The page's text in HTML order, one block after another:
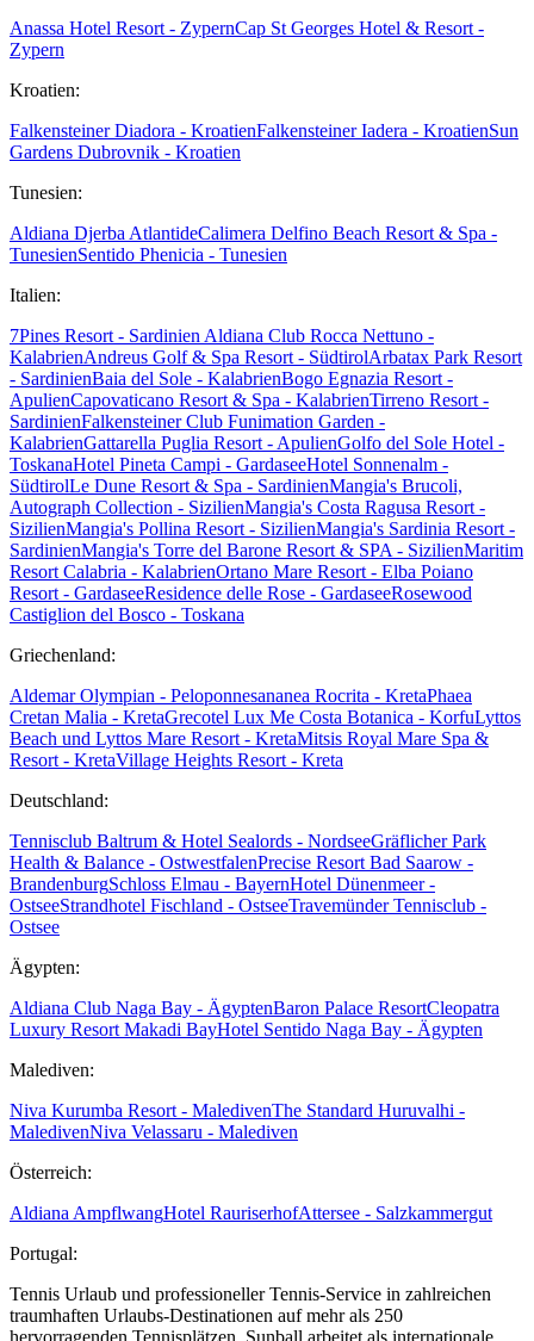
Anassa Hotel Resort - ZypernCap St Georges Hotel & Resort -
Zypern
Kroatien:
Falkensteiner Diadora - KroatienFalkensteiner Iadera - KroatienSun
Gardens Dubrovnik - Kroatien
Tunesien:
Aldiana Djerba AtlantideCalimera Delfino Beach Resort & Spa -
TunesienSentido Phenicia - Tunesien
Italien:
7Pines Resort - Sardinien Aldiana Club Rocca Nettuno -
KalabrienAndreus Golf & Spa Resort - SüdtirolArbatax Park Resort
- SardinienBaia del Sole - KalabrienBogo Egnazia Resort -
ApulienCapovaticano Resort & Spa - KalabrienTirreno Resort -
SardinienFalkensteiner Club Funimation Garden -
KalabrienGattarella Puglia Resort - ApulienGolfo del Sole Hotel -
ToskanaHotel Pineta Campi - GardaseeHotel Sonnenalm -
SüdtirolLe Dune Resort & Spa - SardinienMangia's Brucoli,
Autograph Collection - SizilienMangia's Costa Ragusa Resort -
SizilienMangia's Pollina Resort - SizilienMangia's Sardinia Resort -
SardinienMangia's Torre del Barone Resort & SPA - SizilienMaritim
Resort Calabria - KalabrienOrtano Mare Resort - Elba Poiano
Resort - GardaseeResidence delle Rose - GardaseeRosewood
Castiglion del Bosco - Toskana
Griechenland:
Aldemar Olympian - Peloponnesananea Rocrita - KretaPhaea
Cretan Malia - KretaGrecotel Lux Me Costa Botanica - KorfuLyttos
Beach und Lyttos Mare Resort - KretaMitsis Royal Mare Spa &
Resort - KretaVillage Heights Resort - Kreta
Deutschland:
Tennisclub Baltrum & Hotel Sealords - NordseeGräflicher Park
Health & Balance - OstwestfalenPrecise Resort Bad Saarow -
BrandenburgSchloss Elmau - BayernHotel Dünenmeer -
OstseeStrandhotel Fischland - OstseeTravemünder Tennisclub -
Ostsee
Ägypten:
Aldiana Club Naga Bay - ÄgyptenBaron Palace ResortCleopatra
Luxury Resort Makadi BayHotel Sentido Naga Bay - Ägypten
Malediven:
Niva Kurumba Resort - MaledivenThe Standard Huruvalhi -
MaledivenNiva Velassaru - Malediven
Österreich:
Aldiana AmpflwangHotel RauriserhofAttersee - Salzkammergut
Portugal:
Tennis Urlaub und professioneller Tennis-Service in zahlreichen
traumhaften Urlaubs-Destinationen auf mehr als 250